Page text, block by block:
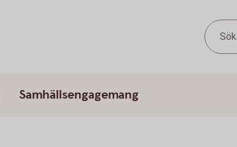
Sök
Samhällsengagemang